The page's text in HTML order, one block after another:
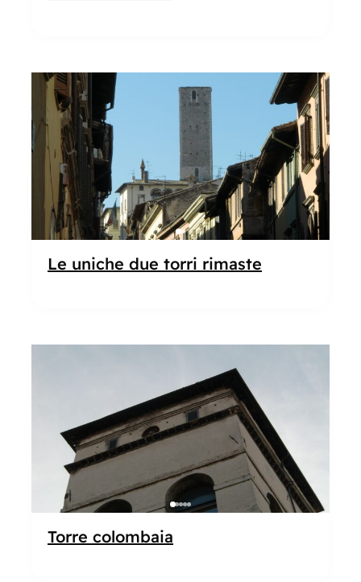
Popolare
Le uniche due torri rimaste
Torre colombaia